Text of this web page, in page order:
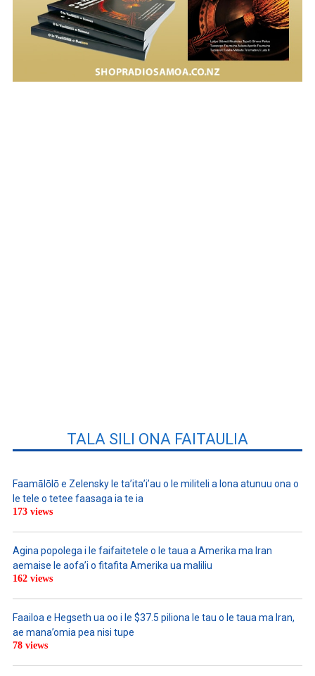
TALA SILI ONA FAITAULIA
Faamālōlō e Zelensky le ta’ita’i’au o le militeli a lona atunuu ona o
le tele o tetee faasaga ia te ia
173 views
Agina popolega i le faifaitetele o le taua a Amerika ma Iran
aemaise le aofa’i o fitafita Amerika ua maliliu
162 views
Faailoa e Hegseth ua oo i le $37.5 piliona le tau o le taua ma Iran,
ae mana’omia pea nisi tupe
78 views